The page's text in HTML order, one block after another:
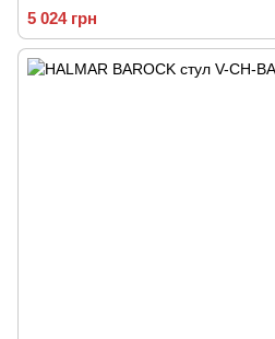
5 024 грн